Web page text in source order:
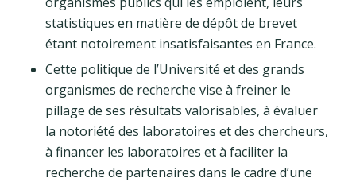
statistiques en matière de dépôt de brevet
étant notoirement insatisfaisantes en France.
Cette politique de l’Université et des grands
organismes de recherche vise à freiner le
pillage de ses résultats valorisables, à évaluer
la notoriété des laboratoires et des chercheurs,
à financer les laboratoires et à faciliter la
recherche de partenaires dans le cadre d’une